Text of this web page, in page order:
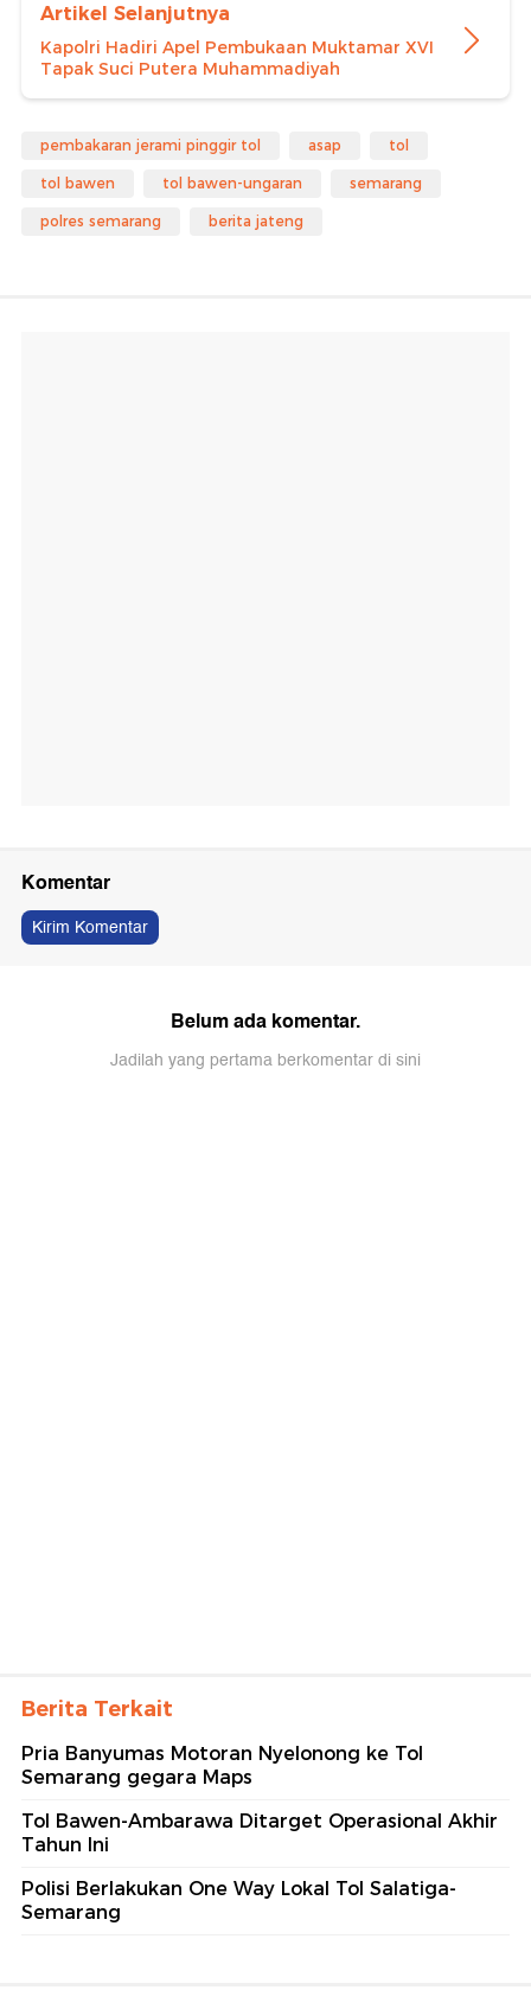
Artikel Selanjutnya
Kapolri Hadiri Apel Pembukaan Muktamar XVI
Tapak Suci Putera Muhammadiyah
pembakaran jerami pinggir tol asap tol
tol bawen tol bawen-ungaran semarang
polres semarang berita jateng
Komentar
Kirim Komentar
Belum ada komentar.
Jadilah yang pertama berkomentar di sini
Berita Terkait
Pria Banyumas Motoran Nyelonong ke Tol
Semarang gegara Maps
Tol Bawen-Ambarawa Ditarget Operasional Akhir
Tahun Ini
Polisi Berlakukan One Way Lokal Tol Salatiga-
Semarang